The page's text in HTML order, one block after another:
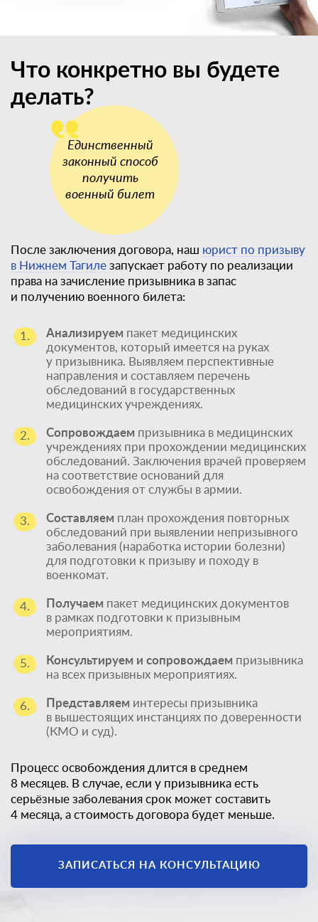
Что конкретно вы будете
делать?
После заключения договора, наш юрист по призыву
в Нижнем Тагиле запускает работу по реализации
права на зачисление призывника в запас
и получению военного билета:
1. Анализируем пакет медицинских
документов, который имеется на руках
у призывника. Выявляем перспективные
направления и составляем перечень
обследований в государственных
медицинских учреждениях.
2. Сопровождаем призывника в медицинских
учреждениях при прохождении медицинских
обследований. Заключения врачей проверяем
на соответствие оснований для
освобождения от службы в армии.
3. Составляем план прохождения повторных
обследований при выявлении непризывного
заболевания (наработка истории болезни)
для подготовки к призыву и походу в
военкомат.
4. Получаем пакет медицинских документов
в рамках подготовки к призывным
мероприятиям.
5. Консультируем и сопровождаем призывника
на всех призывных мероприятиях.
6. Представляем интересы призывника
в вышестоящих инстанциях по доверенности
(КМО и суд).
Процесс освобождения длится в среднем
8 месяцев. В случае, если у призывника есть
серьёзные заболевания срок может составить
4 месяца, а стоимость договора будет меньше.
ЗАПИСАТЬСЯ НА КОНСУЛЬТАЦИЮ